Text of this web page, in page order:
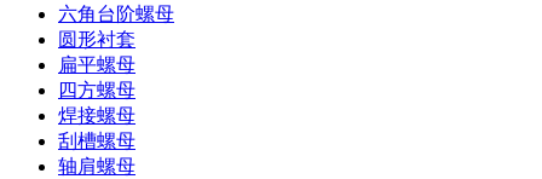
六角台阶螺母
圆形衬套
扁平螺母
四方螺母
焊接螺母
刮槽螺母
轴肩螺母